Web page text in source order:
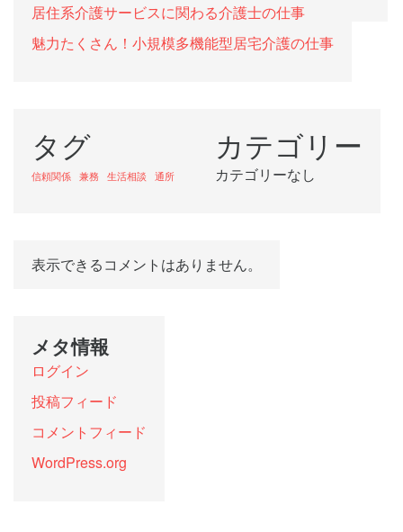
居住系介護サービスに関わる介護士の仕事
魅力たくさん！小規模多機能型居宅介護の仕事
タグ
信頼関係 兼務 生活相談 通所
カテゴリー
カテゴリーなし
表示できるコメントはありません。
メタ情報
ログイン
投稿フィード
コメントフィード
WordPress.org